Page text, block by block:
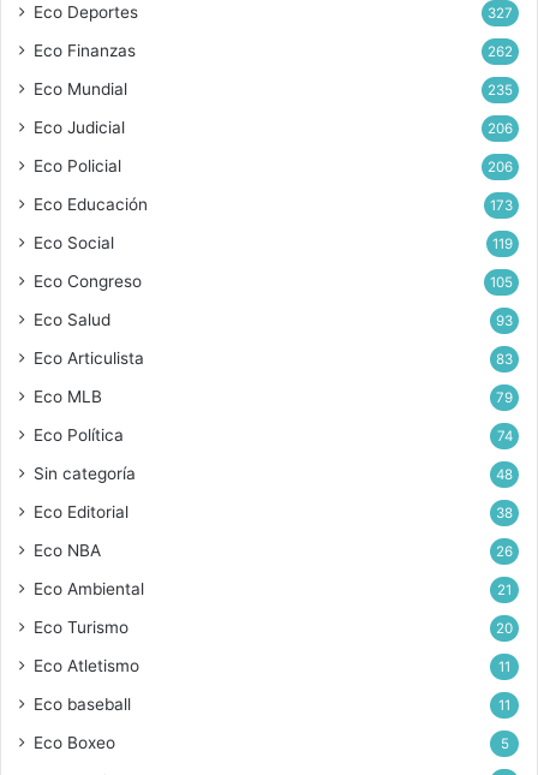
Eco Deportes 327
Eco Finanzas 262
Eco Mundial 235
Eco Judicial 206
Eco Policial 206
Eco Educación 173
Eco Social 119
Eco Congreso 105
Eco Salud 93
Eco Articulista 83
Eco MLB 79
Eco Política 74
Sin categoría 48
Eco Editorial 38
Eco NBA 26
Eco Ambiental 21
Eco Turismo 20
Eco Atletismo 11
Eco baseball 11
Eco Boxeo 5